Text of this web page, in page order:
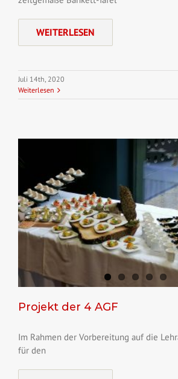
WEITERLESEN
Juli 14th, 2020
Weiterlesen
Projekt der 4 AGF
Im Rahmen der Vorbereitung auf die
für den